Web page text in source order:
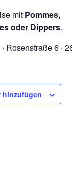
mit Pommes,
oder Dippers.
Rosenstraße 6 ·
hinzufügen